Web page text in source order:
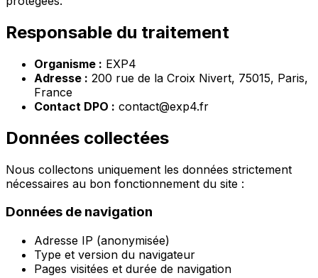
Responsable du traitement
Organisme : EXP4
Adresse : 200 rue de la Croix Nivert, 75015, Paris,
France
Contact DPO : contact@exp4.fr
Données collectées
Nous collectons uniquement les données strictement
nécessaires au bon fonctionnement du site :
Données de navigation
Adresse IP (anonymisée)
Type et version du navigateur
Pages visitées et durée de navigation